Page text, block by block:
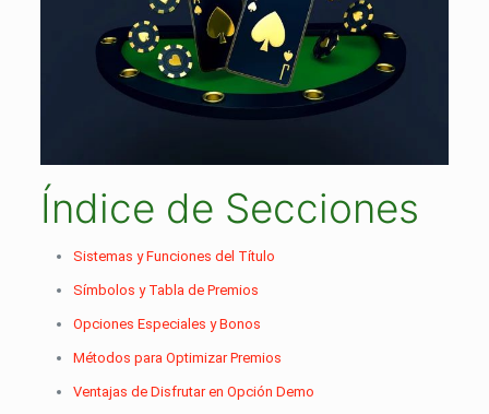
Índice de Secciones
Sistemas y Funciones del Título
Símbolos y Tabla de Premios
Opciones Especiales y Bonos
Métodos para Optimizar Premios
Ventajas de Disfrutar en Opción Demo